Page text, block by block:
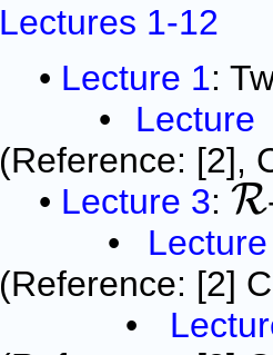
Lectures 1-12
• Lecture 1:
•
(Reference: [2],
• Lecture 3: R
R
•
(Reference: [2]
•